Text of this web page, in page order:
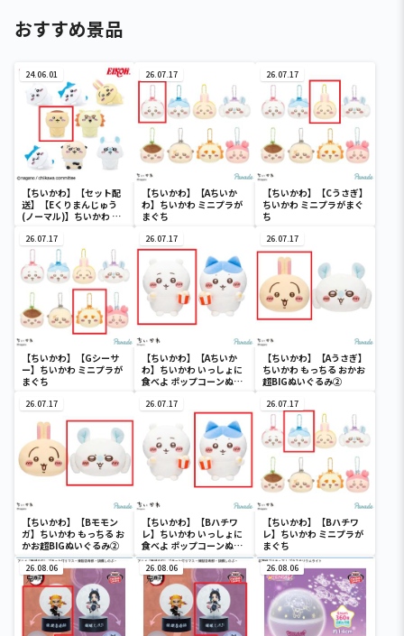
おすすめ景品
24.06.01
【ちいかわ】【セット配
送】【Eくりまんじゅう
(ノーマル)】ちいかわ イ
４
26.07.17
【ちいかわ】【Aちいか
わ】ちいかわ ミニプラが
まぐち
26.07.17
【ちいかわ】【Cうさぎ】
ちいかわ ミニプラがまぐ
ち
26.07.17
【ちいかわ】【Gシーサ
ー】ちいかわ ミニプラが
まぐち
26.07.17
【ちいかわ】【Aちいか
わ】ちいかわ いっしょに
食べよ ポップコーンぬい
26.07.17
【ちいかわ】【Aうさぎ】
ちいかわ もっちる おかお
超BIGぬいぐるみ②
26.07.17
【ちいかわ】【Bモモン
ガ】ちいかわ もっちる お
かお超BIGぬいぐるみ②
26.07.17
【ちいかわ】【Bハチワ
レ】ちいかわ いっしょに
食べよ ポップコーンぬい
ぐるみ
26.07.17
【ちいかわ】【Bハチワ
レ】ちいかわ ミニプラが
まぐち
26.08.06 26.08.06 26.08.06